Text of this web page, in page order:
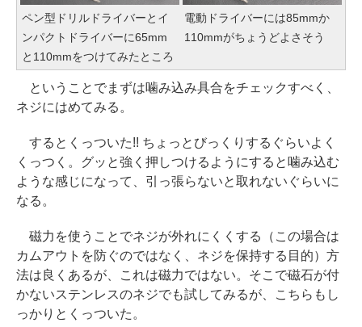
ペン型ドリルドライバーとイ
ンパクトドライバーに65mm
と110mmをつけてみたところ
電動ドライバーには85mmか
110mmがちょうどよさそう
ということでまずは噛み込み具合をチェックすべく、
ネジにはめてみる。
するとくっついた!! ちょっとびっくりするぐらいよく
くっつく。グッと強く押しつけるようにすると噛み込む
ような感じになって、引っ張らないと取れないぐらいに
なる。
磁力を使うことでネジが外れにくくする（この場合は
カムアウトを防ぐのではなく、ネジを保持する目的）方
法は良くあるが、これは磁力ではない。そこで磁石が付
かないステンレスのネジでも試してみるが、こちらもし
っかりとくっついた。